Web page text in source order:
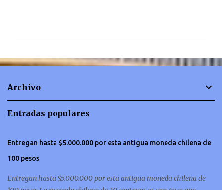
n
Archivo
Entradas populares
Entregan hasta $5.000.000 por esta antigua moneda chilena de
100 pesos
Entregan hasta $5.000.000 por esta antigua moneda chilena de